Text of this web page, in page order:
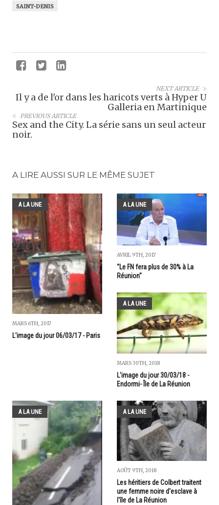
SAINT-DENIS
NEXT ARTICLE
Il y a de l'or dans les haricots verts à Hyper U
Galleria en Martinique
PREVIOUS ARTICLE
Sex and the City. La série sans un seul acteur
noir.
A LIRE AUSSI SUR LE MÊME SUJET
A LA UNE
MARS 6TH, 2017
L'image du jour 06/03/17 - Paris
A LA UNE
AVRIL 9TH, 2017
"Le FN fera plus de 30% à La
Réunion"
A LA UNE
MARS 30TH, 2018
L'image du jour 30/03/18 -
Endormi- Île de La Réunion
A LA UNE A LA UNE
AOÛT 9TH, 2018
Les héritiers de Colbert traitent
une femme noire d'esclave à
l'île de La Réunion